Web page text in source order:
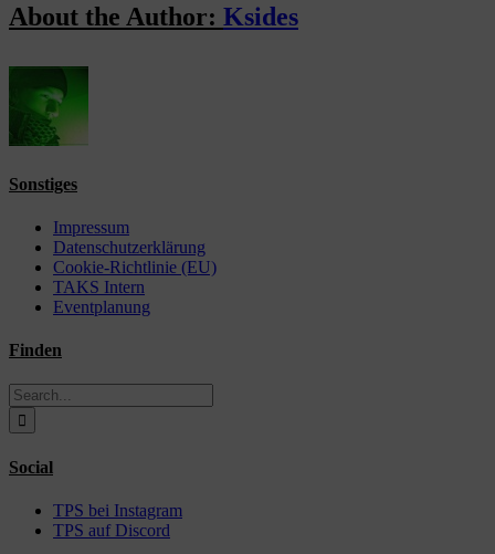
Facebook
X
Reddit
LinkedIn
WhatsApp
Tumblr
Pinterest
Vk
Email
About the Author: Ksides
Sonstiges
Impressum
Datenschutzerklärung
Cookie-Richtlinie (EU)
TAKS Intern
Eventplanung
Finden
Search
for:
Social
TPS bei Instagram
TPS auf Discord